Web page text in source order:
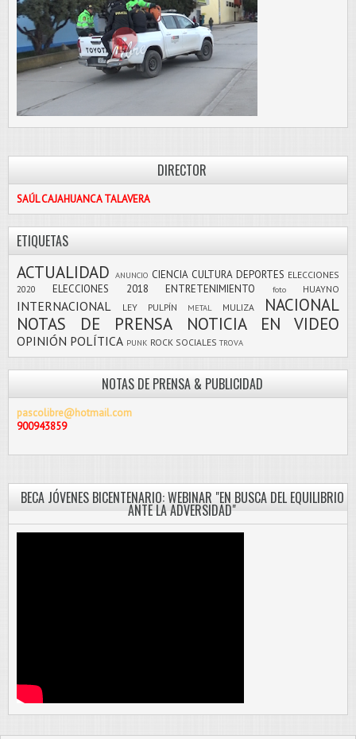
DIRECTOR
SAÚL CAJAHUANCA TALAVERA
ETIQUETAS
ACTUALIDAD ANUNCIO CIENCIA CULTURA DEPORTES ELECCIONES
2020
ELECCIONES 2018 ENTRETENIMIENTO foto HUAYNO
INTERNACIONAL LEY PULPÍN METAL MULIZA
NACIONAL
NOTAS DE PRENSA
NOTICIA EN VIDEO
OPINIÓN POLÍTICA PUNK ROCK SOCIALES TROVA
NOTAS DE PRENSA & PUBLICIDAD
pascolibre@hotmail.com
900943859
BECA JÓVENES BICENTENARIO: WEBINAR "EN BUSCA DEL EQUILIBRIO
ANTE LA ADVERSIDAD"